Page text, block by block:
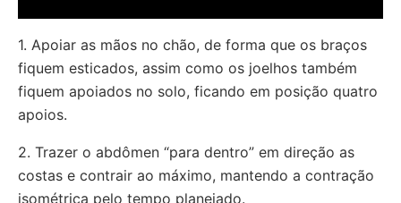
1. Apoiar as mãos no chão, de forma que os braços
fiquem esticados, assim como os joelhos também
fiquem apoiados no solo, ficando em posição quatro
apoios.
2. Trazer o abdômen “para dentro” em direção as
costas e contrair ao máximo, mantendo a contração
isométrica pelo tempo planejado.